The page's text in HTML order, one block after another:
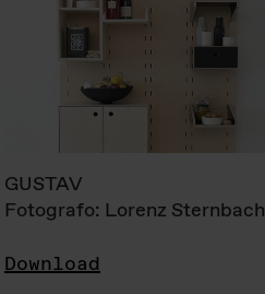
GUSTAV
Fotografo: Lorenz Sternbach
Download